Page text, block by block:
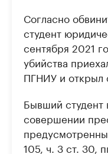
Согласно
студент
сентября 2021
убийства
ПГНИУ и открыл
Бывший студент
совершении
105, ч. 3 ст. 30,